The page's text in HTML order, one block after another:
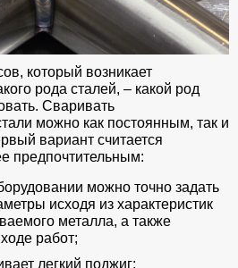
который возникает
рода сталей, – какой род
Сваривать
можно как постоянным, так и
вариант считается
предпочтительным:
можно точно задать
исходя из характеристик
металла, а также
работ;
легкий поджиг;